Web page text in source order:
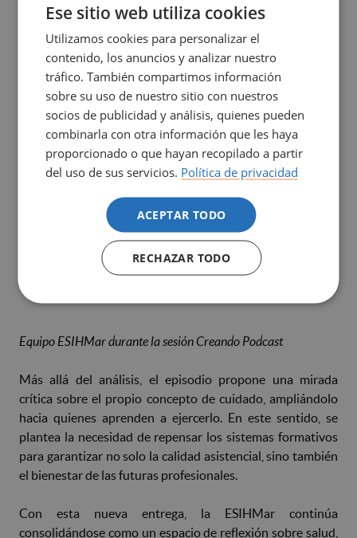
Equipo ESIHMar durante la sesión Creando Podcast
Más allá del análisis, el episodio propone una mirada
crítica sobre el propio concepto de cuidado, ampliándolo
hacia quienes aprenden a ejercerlo. En este sentido, se
plantea la necesidad de repensar los sistemas formativos
para garantizar no solo la calidad asistencial, sino también
el bienestar de las futuras profesionales.
Con esta nueva entrega, la ESIHMar continúa
consolidándose como un espacio de reflexión sobre salud,
Ese sitio web utiliza cookies
Utilizamos cookies para personalizar el
contenido, los anuncios y analizar nuestro
tráfico. También compartimos información
sobre su uso de nuestro sitio con nuestros
socios de publicidad y análisis, quienes pueden
combinarla con otra información que les haya
proporcionado o que hayan recopilado a partir
del uso de sus servicios. Política de privacidad
ACEPTAR TODO
RECHAZAR TODO